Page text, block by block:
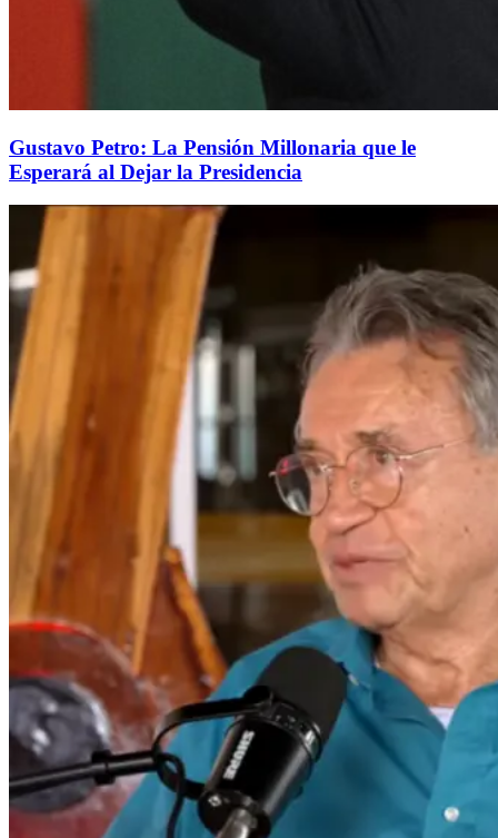
Gustavo Petro: La Pensión Millonaria que le
Esperará al Dejar la Presidencia